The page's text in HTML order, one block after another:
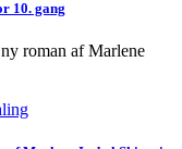
10. gang